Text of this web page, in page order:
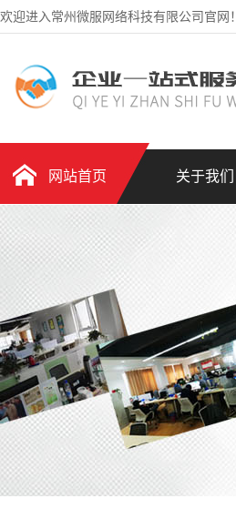
欢迎进入常州微服网络科技有限公司官网！
网站首页 关于我们